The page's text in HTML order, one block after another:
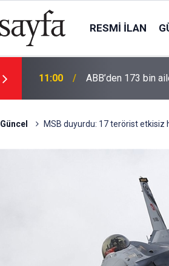
RESMI İLAN
11:00 ABB’den 173 bin
Güncel MSB duyurdu: 17 terörist etkisiz